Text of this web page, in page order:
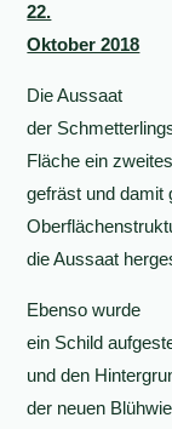
22.
Oktober 2018
Die Aussaat
der
Fläche ein
gefräst und damit
die Aussaat
Ebenso wurde
ein Schild
und den
der neuen